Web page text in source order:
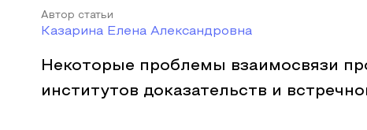
Автор статьи
Казарина Елена Александровна
Некоторые проблемы взаимосвязи
институтов доказательств и